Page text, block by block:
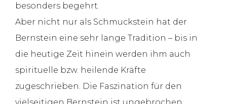
besonders begehrt.
Aber nicht nur als Schmuckstein hat der
Bernstein eine sehr lange Tradition – bis in
die heutige Zeit hinein werden ihm auch
spirituelle bzw. heilende Kräfte
zugeschrieben. Die Faszination für den
vielseitigen Bernstein ist ungebrochen.